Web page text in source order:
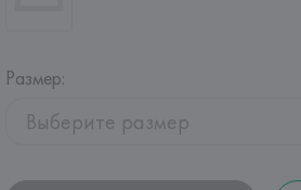
Размер:
Выберите размер